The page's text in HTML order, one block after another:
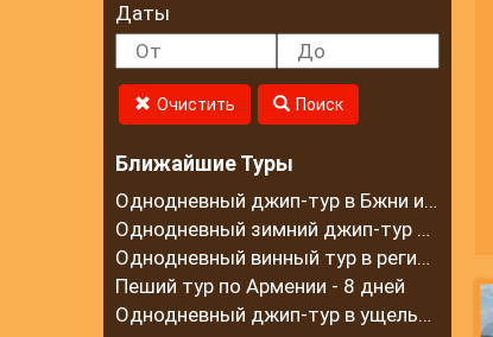
Даты
Очистить Поиск
Ближайшие Туры
Однодневный джип-тур в Бжни и на горный хребет Цахкуняц
Однодневный зимний джип-тур в село Калаван
Однодневный винный тур в регионе Вайоц Дзор
Пеший тур по Армении - 8 дней
Однодневный джип-тур в ущелье Гарни и на Гегамские горы